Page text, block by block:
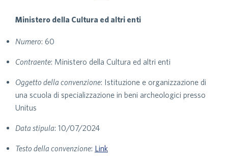
Ministero della Cultura ed altri enti
Numero: 60
Contraente: Ministero della Cultura ed altri enti
Oggetto della convenzione: Istituzione e organizzazione di
una scuola di specializzazione in beni archeologici presso
Unitus
Data stipula: 10/07/2024
Testo della convenzione: Link